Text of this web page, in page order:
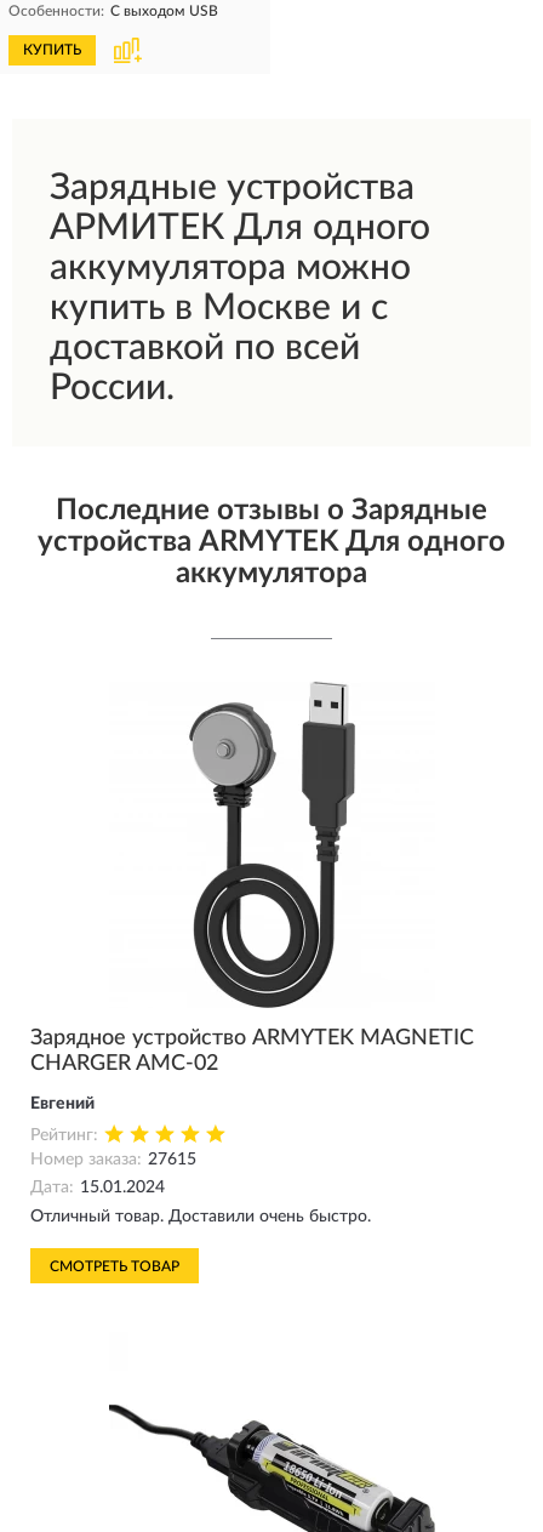
Особенности: С выходом USB
КУПИТЬ
Зарядные устройства
АРМИТЕК Для одного
аккумулятора можно
купить в Москве и с
доставкой по всей
России.
Последние отзывы о Зарядные
устройства ARMYTEK Для одного
аккумулятора
Зарядное устройство ARMYTEK MAGNETIC
CHARGER AMC-02
Евгений
Рейтинг:
Номер заказа: 27615
Дата: 15.01.2024
Отличный товар. Доставили очень быстро.
СМОТРЕТЬ ТОВАР